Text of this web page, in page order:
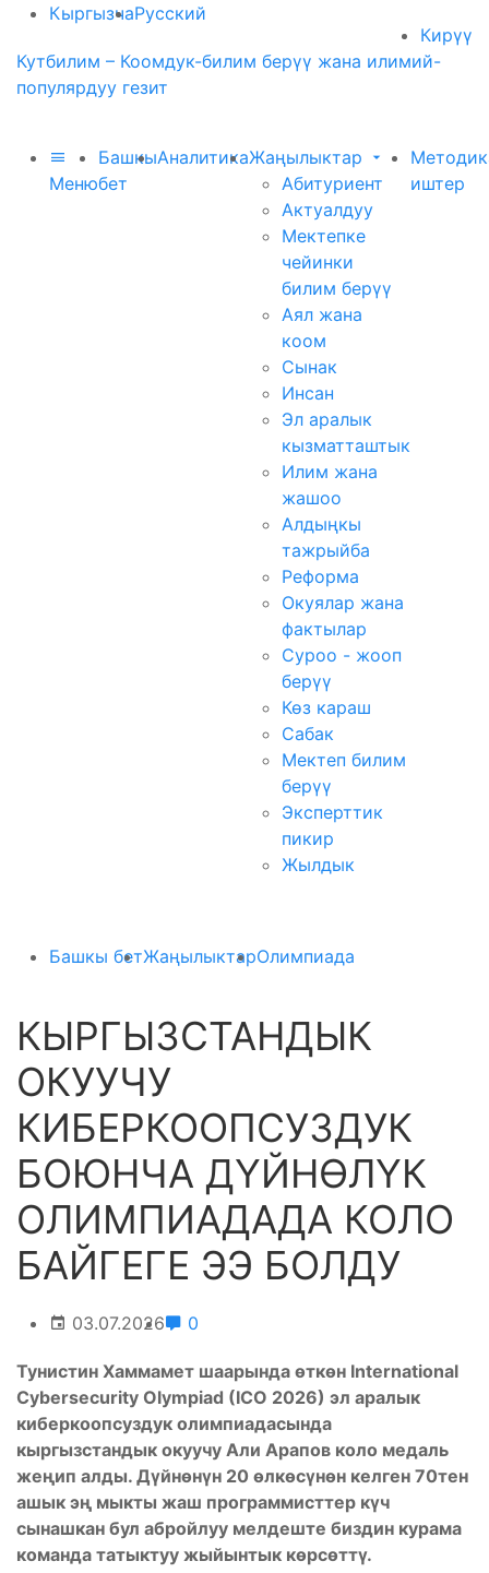
КыргызчаРусский
Кирүү
Кутбилим – Коомдук-билим берүү жана илимий-
популярдуу гезит
Меню
Башкы
бет
АналитикаЖаңылыктар
Абитуриент
Актуалдуу
Мектепке
чейинки
билим берүү
Аял жана
коом
Сынак
Инсан
Эл аралык
кызматташтык
Илим жана
жашоо
Алдыңкы
тажрыйба
Реформа
Окуялар жана
фактылар
Суроо - жооп
берүү
Көз караш
Сабак
Мектеп билим
берүү
Эксперттик
пикир
Жылдык
иштер
Башкы бетЖаңылыктарОлимпиада
КЫРГЫЗСТАНДЫК
ОКУУЧУ
КИБЕРКООПСУЗДУК
БОЮНЧА ДҮЙНӨЛҮК
ОЛИМПИАДАДА КОЛО
БАЙГЕГЕ ЭЭ БОЛДУ
03.07.2026 0
Тунистин Хаммамет шаарында өткөн International
Cybersecurity Olympiad (ICO 2026) эл аралык
киберкоопсуздук олимпиадасында
кыргызстандык окуучу Али Арапов коло медаль
жеңип алды. Дүйнөнүн 20 өлкөсүнөн келген 70тен
ашык эң мыкты жаш программисттер күч
сынашкан бул абройлуу мелдеште биздин курама
команда татыктуу жыйынтык көрсөттү.